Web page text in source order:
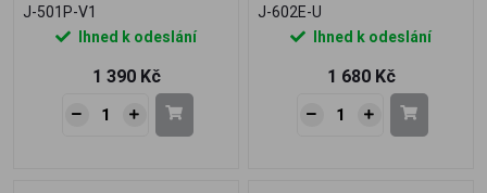
J-501P-V1
Ihned k odeslání
1 390 Kč
J-602E-U
Ihned k odeslání
1 680 Kč